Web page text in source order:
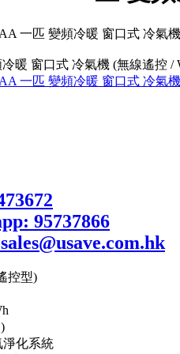
暖 窗口式 冷氣機 (無線遙控 /
控型)
淨化系統